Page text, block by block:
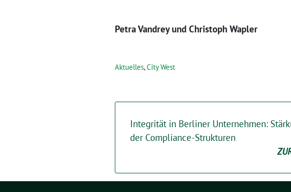
Petra Vandrey und Christoph Wapler
Aktuelles,City West
Integrität in Berliner Unternehmen:
der Compliance-Strukturen